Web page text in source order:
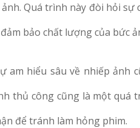
Quá trình này đòi hỏi sự
bảo chất lượng của bức
am hiểu sâu về nhiếp
thủ công cũng là một
để tránh làm hỏng phim.